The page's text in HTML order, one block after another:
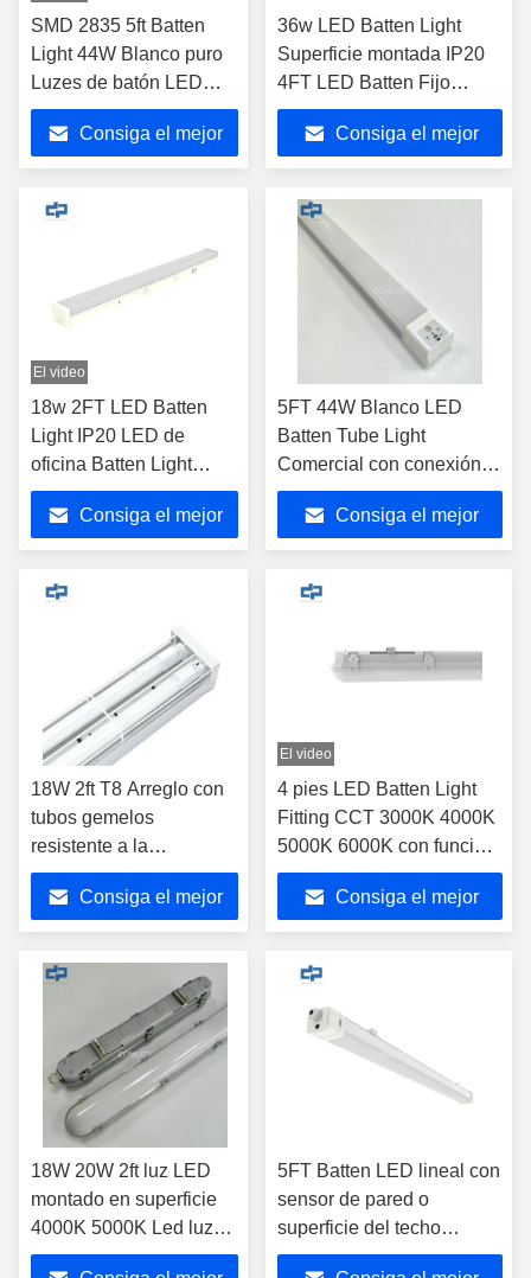
SMD 2835 5ft Batten
Light 44W Blanco puro
Luzes de batón LED
apagables
Consiga el mejor
36w LED Batten Light
Superficie montada IP20
4FT LED Batten Fijo
SMD2835
Consiga el mejor
El video
18w 2FT LED Batten
Light IP20 LED de
oficina Batten Light
3000K 4000K 5000K
6000KConsiga el mejor
5FT 44W Blanco LED
Batten Tube Light
Comercial con conexión
LED Luminaria lineal para
interioresConsiga el mejor
18W 2ft T8 Arreglo con
tubos gemelos
resistente a la
intemperie LED
oscurecible Batten T8
Tubo de luz Arreglo
Consiga el mejor
El video
4 pies LED Batten Light
Fitting CCT 3000K 4000K
5000K 6000K con función
de emergencia
Consiga el mejor
18W 20W 2ft luz LED
montado en superficie
4000K 5000K Led luz
de banda lineal
5FT Batten LED lineal con
sensor de pared o
superficie del techo
montado 44W